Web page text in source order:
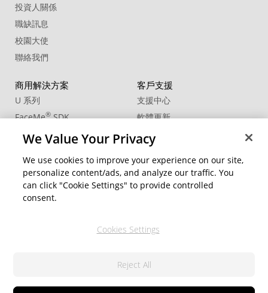
投資人關係
職缺訊息
校園大使
聯絡我們
商用解決方案
U 系列
FaceMe®SDK
客戶支援
支援中心
軟體更新
CCP國際專業認證
社群資源 變更地區
We Value Your Privacy
We use cookies to improve your experience on our site,
personalize content/ads, and analyze our traffic. You
can click "Cookie Settings" to provide controlled
consent.
Cookies Settings
Reject All